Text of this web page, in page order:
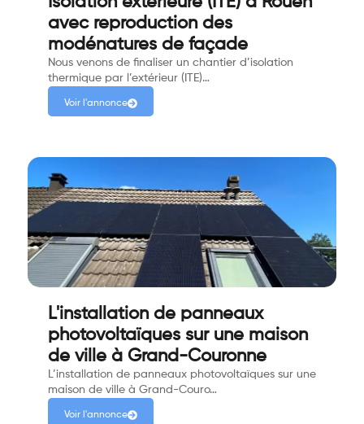
avec reproduction des
modénatures de façade
Nous venons de finaliser un chantier d’isolation
thermique par l’extérieur (ITE)…
Voir l'annonce
L'installation de panneaux
photovoltaïques sur une maison
de ville à Grand-Couronne
L’installation de panneaux photovoltaïques sur une
maison de ville à Grand-Couro…
Voir l'annonce